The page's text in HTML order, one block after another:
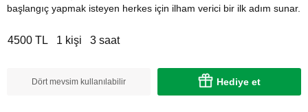
başlangıç yapmak isteyen herkes için ilham verici bir ilk adım sunar.
4500 TL 1 kişi 3 saat
Dört mevsim kullanılabilir Hediye et